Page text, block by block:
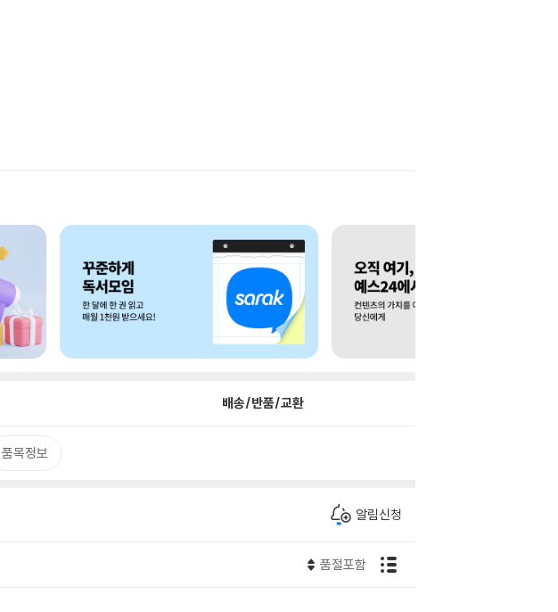
배송/반품/교환
품목정보
알림신청
품절포함